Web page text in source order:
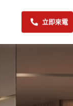
立即來電